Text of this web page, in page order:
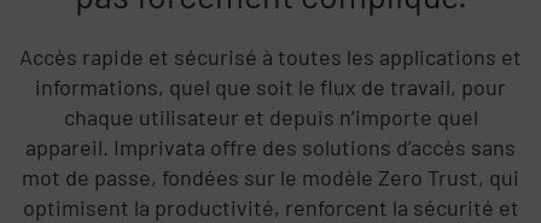
Accès rapide et sécurisé à toutes les applications et
informations, quel que soit le flux de travail, pour
chaque utilisateur et depuis n’importe quel
appareil. Imprivata offre des solutions d’accès sans
mot de passe, fondées sur le modèle Zero Trust, qui
optimisent la productivité, renforcent la sécurité et